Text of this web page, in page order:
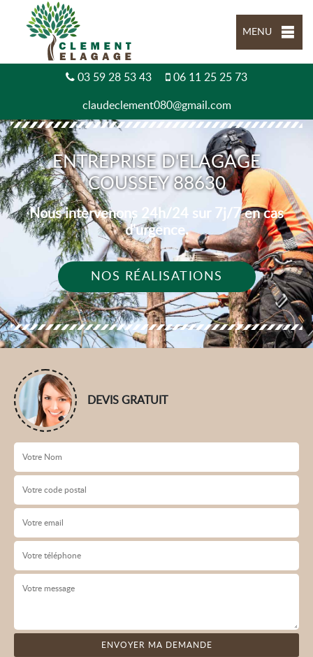
MENU
03 59 28 53 43 06 11 25 25 73
claudeclement080@gmail.com
ENTREPRISE D'ELAGAGE
COUSSEY 88630
Nous intervenons 24h/24 sur 7j/7 en cas
d'urgence.
NOS RÉALISATIONS
DEVIS GRATUIT